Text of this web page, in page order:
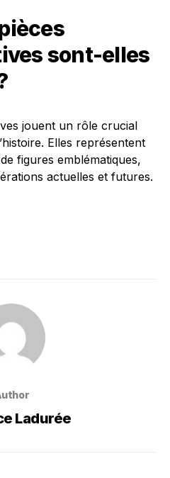
sont-elles
jouent un rôle crucial
Elles représentent
figures emblématiques,
actuelles et futures.
Ladurée